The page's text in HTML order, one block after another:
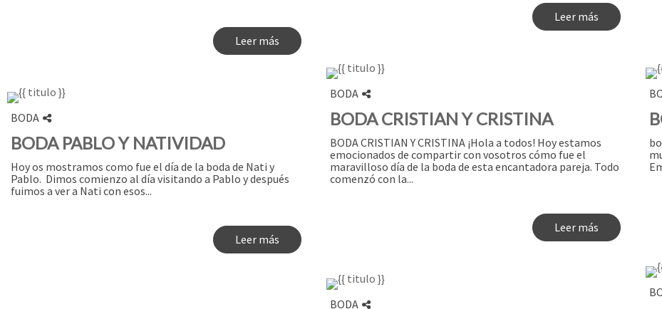
Leer más
Leer más
BODA
BODA CRISTIAN Y CRISTINA
BODA CRISTIAN Y CRISTINA ¡Hola a todos! Hoy estamos
emocionados de compartir con vosotros cómo fue el
maravilloso día de la boda de esta encantadora pareja. Todo
comenzó con la...
Leer más
BODA
BODA PABLO Y NATIVIDAD
Hoy os mostramos como fue el día de la boda de Nati y
Pablo. Dimos comienzo al día visitando a Pablo y después
fuimos a ver a Nati con esos...
Leer más
BODA